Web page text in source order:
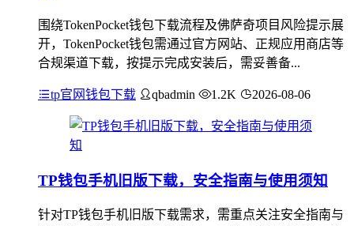
围绕TokenPocket钱包下载流程及佛萨奇项目风险提示展
开，TokenPocket钱包需通过官方网站、正规应用商店等
合规渠道下载，按提示完成安装后，需妥善备...
tp官网钱包下载 qbadmin 1.2K 2026-08-06
TP钱包手机旧版下载，安全指南与使用须知
针对TP钱包手机旧版下载需求，需重点关注安全指南与